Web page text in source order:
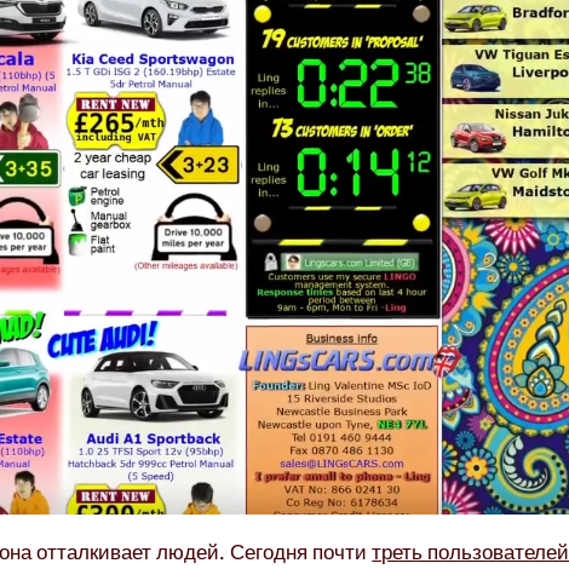
отталкивает людей. Сегодня почтитреть пользователей